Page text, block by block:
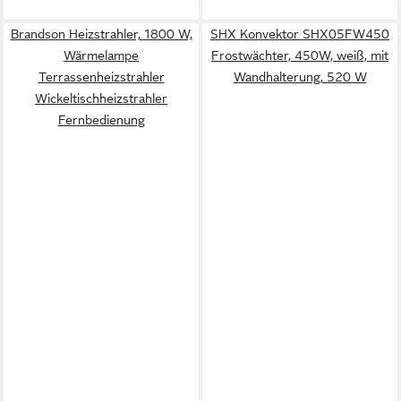
Brandson Heizstrahler, 1800 W,
Wärmelampe
Terrassenheizstrahler
Wickeltischheizstrahler
Fernbedienung
SHX Konvektor SHX05FW450
Frostwächter, 450W, weiß, mit
Wandhalterung, 520 W